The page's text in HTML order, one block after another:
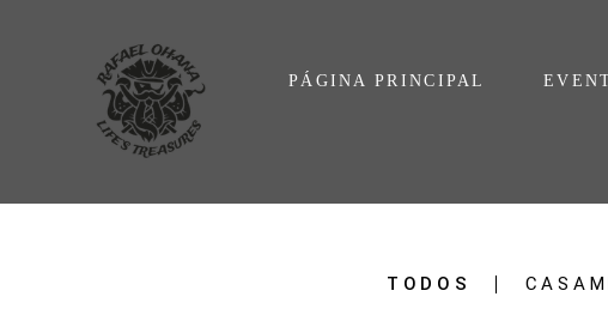
PÁGINA PRINCIPAL
TODOS